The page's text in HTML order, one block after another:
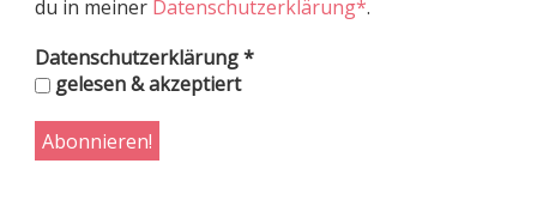
du in meiner Datenschutzerklärung*.
Datenschutzerklärung*
gelesen & akzeptiert